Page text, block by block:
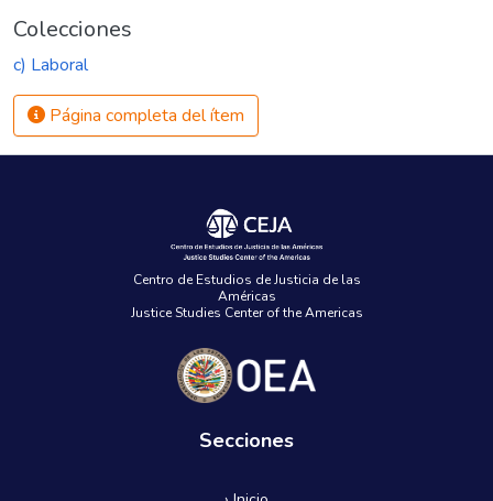
Colecciones
c) Laboral
Página completa del ítem
Centro de Estudios de Justicia de las
Américas
Justice Studies Center of the Americas
Secciones